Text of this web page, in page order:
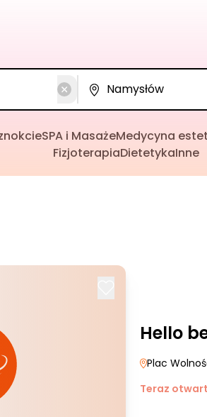
SPA i MasażeMedycyna
FizjoterapiaDietetykaInne
Hello
Plac
Teraz